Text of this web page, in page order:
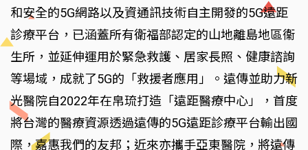
和安全的5G網路以及資通訊技術自主開發的5G遠距
診療平台，已涵蓋所有衛福部認定的山地離島地區衞
生所，並延伸運用於緊急救護、居家長照、健康諮詢
等場域，成就了5G的「救援者應用」。遠傳並助力新
光醫院自2022年在帛琉打造「遠距醫療中心」，首度
將台灣的醫療資源透過遠傳的5G遠距診療平台輸出國
際，嘉惠我們的友邦；近來亦攜手亞東醫院，將遠傳